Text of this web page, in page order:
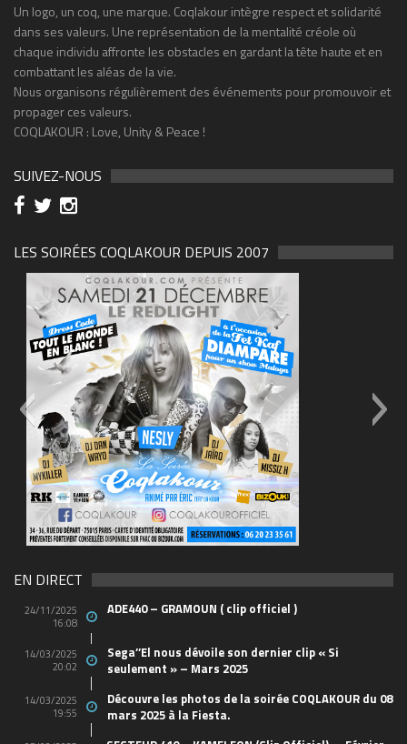
Un logo, un coq, une marque. Coqlakour intègre respect et solidarité
dans ses valeurs. Une représentation de la mentalité créole où
chaque individu affronte les obstacles en gardant la tête haute et en
combattant les aléas de la vie.
Nous organisons régulièrement des événements pour promouvoir et
propager ces valeurs.
COQLAKOUR : Love, Unity & Peace !
SUIVEZ-NOUS
LES SOIRÉES COQLAKOUR DEPUIS 2007
(1)
EN DIRECT
24/11/2025
16:08
ADE440 – GRAMOUN ( clip officiel )
14/03/2025
20:02
Sega’’El nous dévoile son dernier clip « Si
seulement » – Mars 2025
14/03/2025
19:55
Découvre les photos de la soirée COQLAKOUR du 08
mars 2025 à la Fiesta.